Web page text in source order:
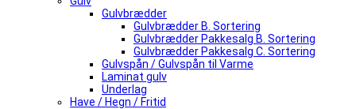
Gulvbrædder
Gulvbrædder B. Sortering
Gulvbrædder Pakkesalg B. Sortering
Gulvbrædder Pakkesalg C. Sortering
Gulvspån / Gulvspån til Varme
Laminat gulv
Underlag
Have / Hegn / Fritid